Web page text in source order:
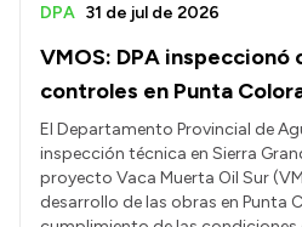
VMOS: DPA inspeccionó
controles en Punta
DPA 31 de jul de 2026
El Departamento Provincial de
inspección técnica en Sierra
proyecto Vaca Muerta Oil Sur
desarrollo de las obras en Punta